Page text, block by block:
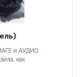
и АУДИО
как